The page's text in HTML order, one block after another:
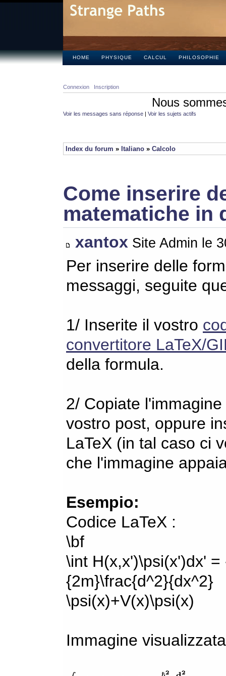
HOME PHYSIQUE CALCUL PHILOSOPHIE
Connexion Inscription
Nous
Voir les messages sans réponse | Voir les sujets actifs
Index du forum » Italiano » Calcolo
Come inserire
matematiche in
xantox Site Admin le
Per inserire delle
messaggi, seguite
1/ Inserite il vostro
convertitore LaTeX/
della formula.
2/ Copiate
vostro post, oppure
LaTeX (in tal caso ci
che l'immagine
Esempio:
Codice LaTeX :
\bf
\int H(x,x')\psi(x')dx'
{2m}\frac{d^2}{dx^2}
\psi(x)+V(x)\psi(x)
Immagine